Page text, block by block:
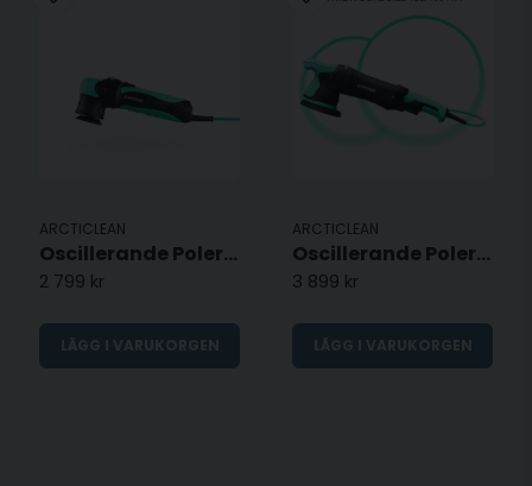
ARCTICLEAN
Oscillerande Polermaskin - 75mm
2 799 kr
LÄGG I VARUKORGEN
ARCTICLEAN
Oscillerande Polermaskin - 125/150mm - DUAL SIZE
3 899 kr
LÄGG I VARUKORGEN